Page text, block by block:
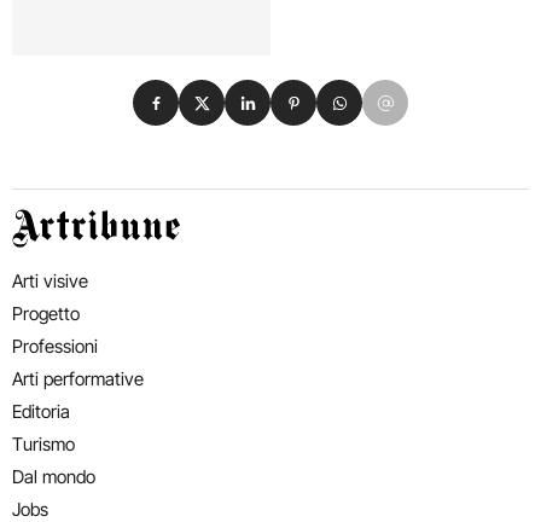
Condividi su Facebook
Condividi su X
Condividi su LinkedIn
Condividi su Pinterest
Condividi su WhatsApp
Condividi su Email
Artribune
Arti visive
Progetto
Professioni
Arti performative
Editoria
Turismo
Dal mondo
Jobs